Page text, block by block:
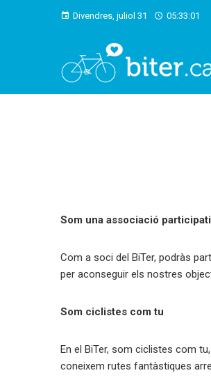
Divendres, juliol 31 05:33:01
Som una associació
Com a soci del BiTer, podràs
per aconseguir els nostres
Som ciclistes com tu
En el BiTer, som ciclistes com
coneixem rutes fantàstiques